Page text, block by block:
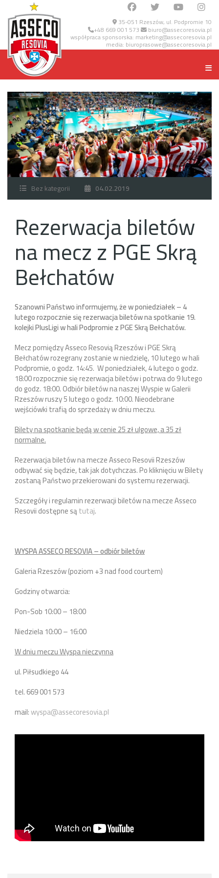
35-051 Rzeszów, ul. Podpromie 10
+48 669 001 573 biuro@assecoresovia.pl
współpraca sponsorska: marketing@assecoresovia.pl
media: biuroprasowe@assecoresovia.pl
Bez kategorii 04.02.2019
Rezerwacja biletów
na mecz z PGE Skrą
Bełchatów
Szanowni Państwo informujemy, że w poniedziałek – 4
lutego rozpocznie się rezerwacja biletów na spotkanie 19.
kolejki PlusLigi w hali Podpromie z PGE Skrą Bełchatów.
Mecz pomiędzy Asseco Resovią Rzeszów i PGE Skrą
Bełchatów rozegrany zostanie w niedzielę, 10 lutego w hali
Podpromie, o godz. 14:45. W poniedziałek, 4 lutego o godz.
18:00 rozpocznie się rezerwacja biletów i potrwa do 9 lutego
do godz. 18:00. Odbiór biletów na naszej Wyspie w Galerii
Rzeszów ruszy 5 lutego o godz. 10:00. Nieodebrane
wejściówki trafią do sprzedaży w dniu meczu.
Bilety na spotkanie będą w cenie 25 zł ulgowe, a 35 zł
normalne.
Rezerwacja biletów na mecze Asseco Resovii Rzeszów
odbywać się będzie, tak jak dotychczas. Po kliknięciu w Bilety
zostaną Państwo przekierowani do systemu rezerwacji.
Szczegóły i regulamin rezerwacji biletów na mecze Asseco
Resovii dostępne sątutaj.
WYSPA ASSECO RESOVIA – odbiór biletów
Galeria Rzeszów (poziom +3 nad food courtem)
Godziny otwarcia:
Pon-Sob 10:00 – 18:00
Niedziela 10:00 – 16:00
W dniu meczu Wyspa nieczynna
ul. Piłsudkiego 44
tel. 669 001 573
mail:wyspa@assecoresovia.pl